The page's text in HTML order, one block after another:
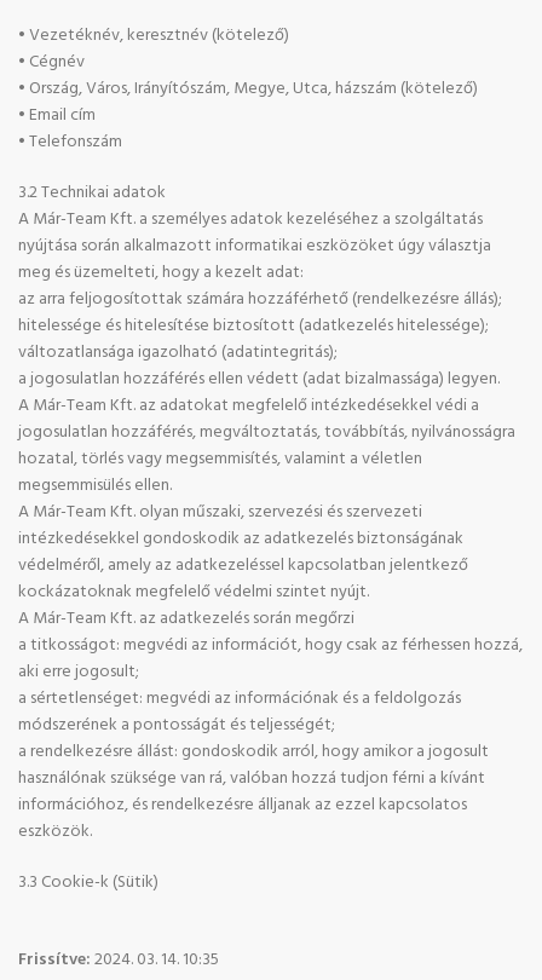
• Vezetéknév, keresztnév (kötelező)
• Cégnév
• Ország, Város, Irányítószám, Megye, Utca, házszám (kötelező)
• Email cím
• Telefonszám
3.2 Technikai adatok
A Már-Team Kft. a személyes adatok kezeléséhez a szolgáltatás
nyújtása során alkalmazott informatikai eszközöket úgy választja
meg és üzemelteti, hogy a kezelt adat:
az arra feljogosítottak számára hozzáférhető (rendelkezésre állás);
hitelessége és hitelesítése biztosított (adatkezelés hitelessége);
változatlansága igazolható (adatintegritás);
a jogosulatlan hozzáférés ellen védett (adat bizalmassága) legyen.
A Már-Team Kft. az adatokat megfelelő intézkedésekkel védi a
jogosulatlan hozzáférés, megváltoztatás, továbbítás, nyilvánosságra
hozatal, törlés vagy megsemmisítés, valamint a véletlen
megsemmisülés ellen.
A Már-Team Kft. olyan műszaki, szervezési és szervezeti
intézkedésekkel gondoskodik az adatkezelés biztonságának
védelméről, amely az adatkezeléssel kapcsolatban jelentkező
kockázatoknak megfelelő védelmi szintet nyújt.
A Már-Team Kft. az adatkezelés során megőrzi
a titkosságot: megvédi az információt, hogy csak az férhessen hozzá,
aki erre jogosult;
a sértetlenséget: megvédi az információnak és a feldolgozás
módszerének a pontosságát és teljességét;
a rendelkezésre állást: gondoskodik arról, hogy amikor a jogosult
használónak szüksége van rá, valóban hozzá tudjon férni a kívánt
információhoz, és rendelkezésre álljanak az ezzel kapcsolatos
eszközök.
3.3 Cookie-k (Sütik)
Frissítve:2024. 03. 14. 10:35